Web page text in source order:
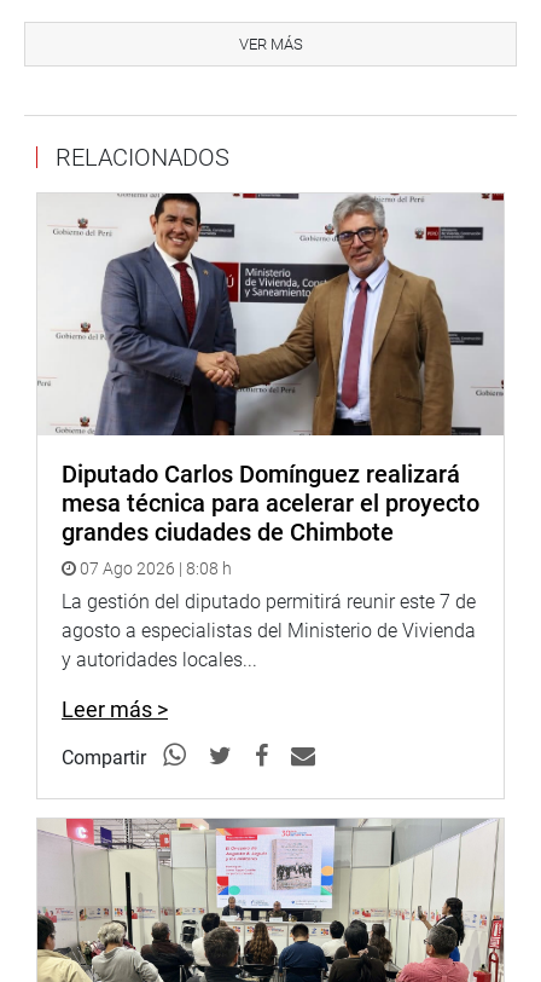
sexuales, asegurando que todas las partes del sistema
judicial y de protección estén alineadas en su enfoque y
incluyen medidas de restitución, satisfacción y garantías
de no repetición, articulando cómo cada una de estas
contribuye a la reconstrucción de la vida de las víctimas.
DESPACHO CONGRESAL
VER MÁS
RELACIONADOS
Diputado Carlos Domínguez realizará
mesa técnica para acelerar el proyecto
grandes ciudades de Chimbote
07 Ago 2026 | 8:08 h
La gestión del diputado permitirá reunir este 7 de
agosto a especialistas del Ministerio de Vivienda
y autoridades locales...
Leer más >
Compartir